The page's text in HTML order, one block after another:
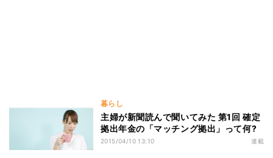
暮らし
主婦が新聞読んで聞いてみた 第1回 確定
拠出年金の「マッチング拠出」って何?
2015/04/10 13:10 連載